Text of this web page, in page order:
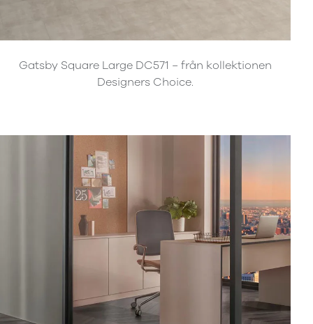
Gatsby Square Large DC571 − från kollektionen
Designers Choice.